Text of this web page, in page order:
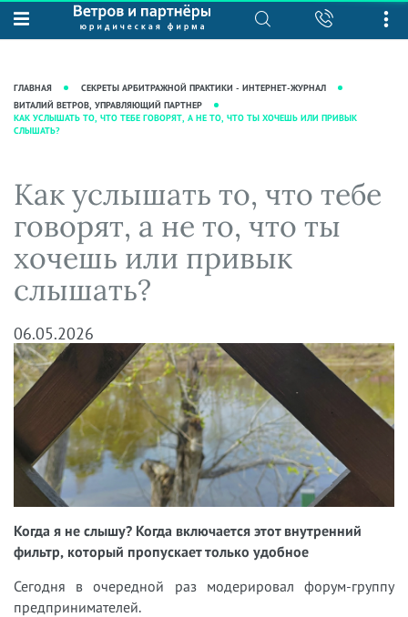
О нас
Рекомендации
Награды и рейтинги
фирмы
Вакансии
Юридические услуги
Интеллектуальная собственность
Корпоративная практика
Сопровождение бизнеса
Ведение уголовных дел
Защита активов
Ведение дел о банкротстве
База знаний
Журнал "Секреты арбитражной
практики"
Статьи
Аудиоподкасты
Видеоподкасты
Справочная
Вопросы-ответы
Вебинары и семинары
Прямые эфиры
ГЛАВНАЯ
СЕКРЕТЫ АРБИТРАЖНОЙ ПРАКТИКИ - ИНТЕРНЕТ-ЖУРНАЛ
ВИТАЛИЙ ВЕТРОВ, УПРАВЛЯЮЩИЙ ПАРТНЕР
КАК УСЛЫШАТЬ ТО, ЧТО ТЕБЕ ГОВОРЯТ, А НЕ ТО, ЧТО ТЫ ХОЧЕШЬ ИЛИ ПРИВЫК
СЛЫШАТЬ?
Как услышать то, что тебе
говорят, а не то, что ты
хочешь или привык
слышать?
06.05.2026
Когда я не слышу? Когда включается этот внутренний
фильтр, который пропускает только удобное
Сегодня в очередной раз модерировал форум-группу
предпринимателей.